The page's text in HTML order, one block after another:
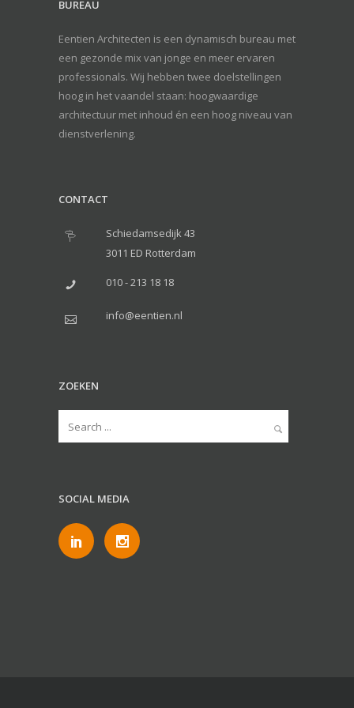
BUREAU
Eentien Architecten is een dynamisch bureau met
een gezonde mix van jonge en meer ervaren
professionals. Wij hebben twee doelstellingen
hoog in het vaandel staan: hoogwaardige
architectuur met inhoud én een hoog niveau van
dienstverlening.
CONTACT
Schiedamsedijk 43
3011 ED Rotterdam
010 - 213 18 18
info@eentien.nl
ZOEKEN
SOCIAL MEDIA